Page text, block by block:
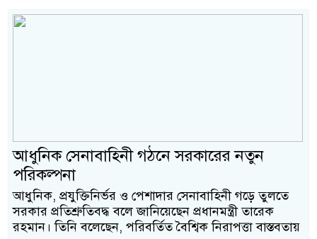
আধুনিক সেনাবাহিনী গঠনে সরকারের নতুন
পরিকল্পনা
আধুনিক, প্রযুক্তিনির্ভর ও পেশাদার সেনাবাহিনী গড়ে তুলতে
সরকার প্রতিশ্রুতিবদ্ধ বলে জানিয়েছেন প্রধানমন্ত্রী তারেক
রহমান। তিনি বলেছেন, পরিবর্তিত বৈশ্বিক নিরাপত্তা বাস্তবতায়